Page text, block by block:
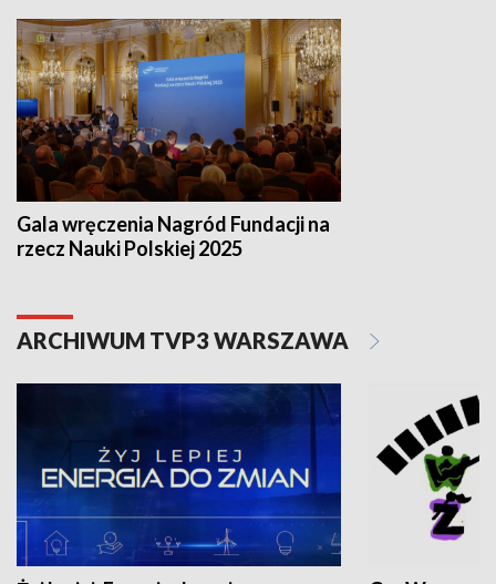
Gala wręczenia Nagród Fundacji na
rzecz Nauki Polskiej 2025
ARCHIWUM TVP3 WARSZAWA